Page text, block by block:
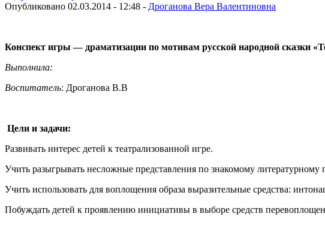
Опубликовано 02.03.2014 - 12:48 - Дроганова Вера Валентиновна
Конспект игры — драматизации по мотивам русской народной сказки
Выполнила:
Воспитатель: Дроганова В.В
Цели и задачи:
Развивать интерес детей к театрализованной игре.
Учить разыгрывать несложные представления по знакомому литературному
Учить использовать для воплощения образа выразительные средства:
Побуждать детей к проявлению инициативы в выборе средств